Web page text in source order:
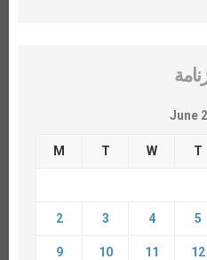
June
M T W T
2 3 4 5
9 10 11 12